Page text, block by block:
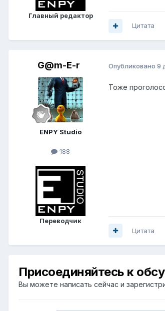
Главный редактор
Цитата
G@m-E-r
ENPY Studio
188
Переводчик
Опубликовано 9
Тоже
Цитата
Присоединяйтесь к
Вы можете написать сейчас и